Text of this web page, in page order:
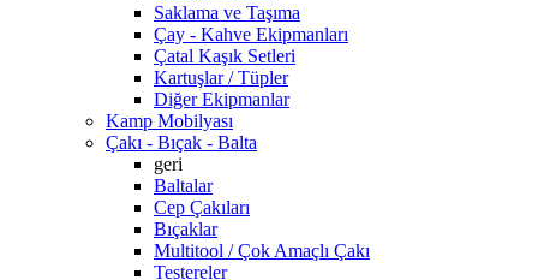
Saklama ve Taşıma
Çay - Kahve Ekipmanları
Çatal Kaşık Setleri
Kartuşlar / Tüpler
Diğer Ekipmanlar
Kamp Mobilyası
Çakı - Bıçak - Balta
geri
Baltalar
Cep Çakıları
Bıçaklar
Multitool / Çok Amaçlı Çakı
Testereler